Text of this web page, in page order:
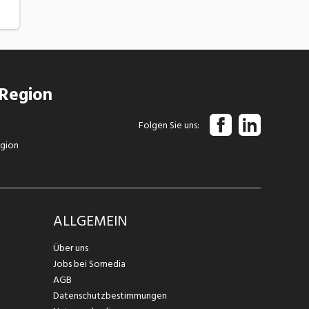
Folgen Sie uns
ALLGEMEIN
Über uns
Jobs bei Somedia
AGB
Datenschutzbestimmungen